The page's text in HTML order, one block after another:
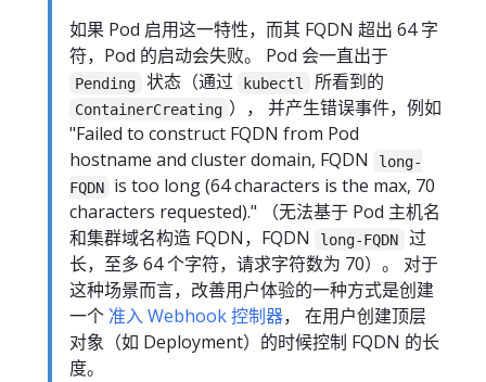
如果 Pod 启用这一特性，而其 FQDN 超出 64 字
符，Pod 的启动会失败。 Pod 会一直出于
Pending 状态（通过 kubectl 所看到的
ContainerCreating ）， 并产生错误事件，例如
"Failed to construct FQDN from Pod
hostname and cluster domain, FQDN
long-
FQDN
is too long (64 characters is the max, 70
characters requested)." （无法基于 Pod 主机名
和集群域名构造 FQDN，FQDN
long-FQDN
过
长，至多 64 个字符，请求字符数为 70）。 对于
这种场景而言，改善用户体验的一种方式是创建
一个 准入 Webhook 控制器， 在用户创建顶层
对象（如 Deployment）的时候控制 FQDN 的长
度。